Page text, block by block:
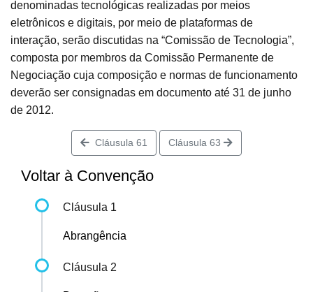
denominadas tecnológicas realizadas por meios
eletrônicos e digitais, por meio de plataformas de
interação, serão discutidas na “Comissão de Tecnologia”,
composta por membros da Comissão Permanente de
Negociação cuja composição e normas de funcionamento
deverão ser consignadas em documento até 31 de junho
de 2012.
Cláusula 61 Cláusula 63
Voltar à Convenção
Cláusula 1
Abrangência
Cláusula 2